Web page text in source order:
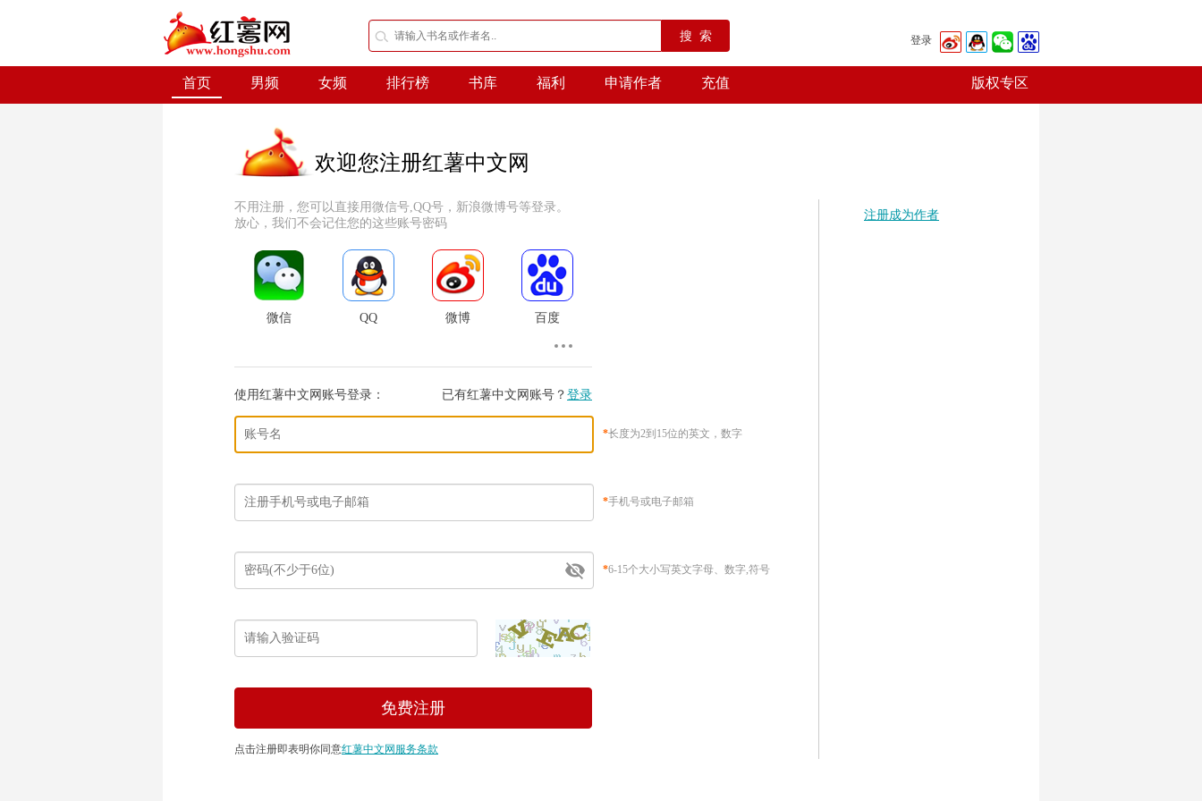
搜 索 登录
首页 男频 女频 排行榜 书库 福利 申请作者 充值 版权专区
欢迎您注册红薯中文网
不用注册，您可以直接用微信号,QQ号，新浪微博号等登录。
放心，我们不会记住您的这些账号密码
微信 QQ 微博 百度
使用红薯中文网账号登录： 已有红薯中文网账号？ 登录
*长度为2到15位的英文，数字
*手机号或电子邮箱
*6-15个大小写英文字母、数字,符号
点击注册即表明你同意红薯中文网服务条款
注册成为作者